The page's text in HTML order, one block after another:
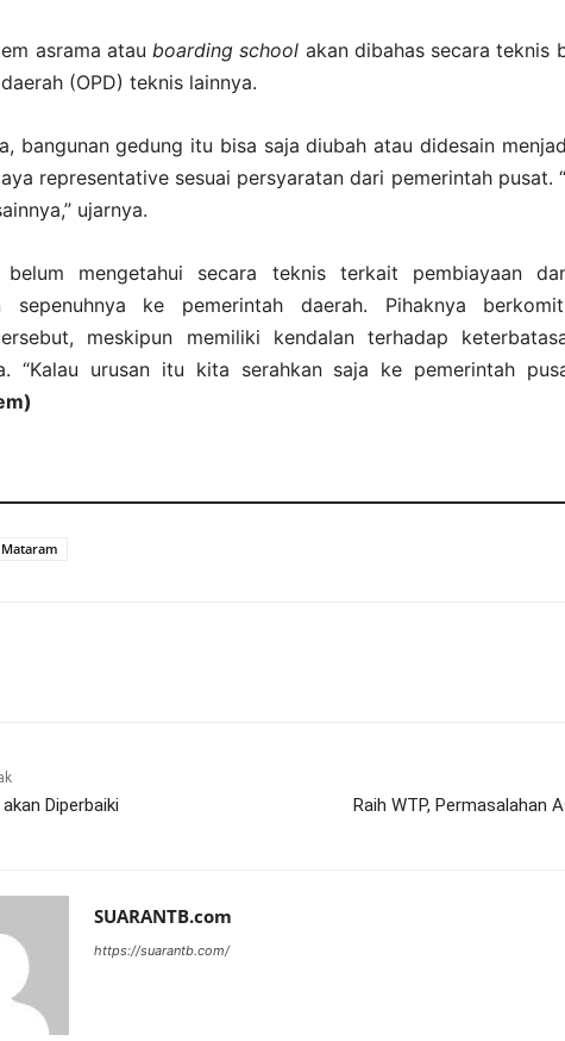
asrama atau boarding school akan dibahas secara teknis
(OPD) teknis lainnya.
bangunan gedung itu bisa saja diubah atau didesain
representative sesuai persyaratan dari pemerintah pusat.
ujarnya.
mengetahui secara teknis terkait pembiayaan
sepenuhnya ke pemerintah daerah. Pihaknya
meskipun memiliki kendalan terhadap
“Kalau urusan itu kita serahkan saja ke pemerintah
Diperbaiki Raih WTP, Permasalahan
SUARANTB.com
https://suarantb.com/